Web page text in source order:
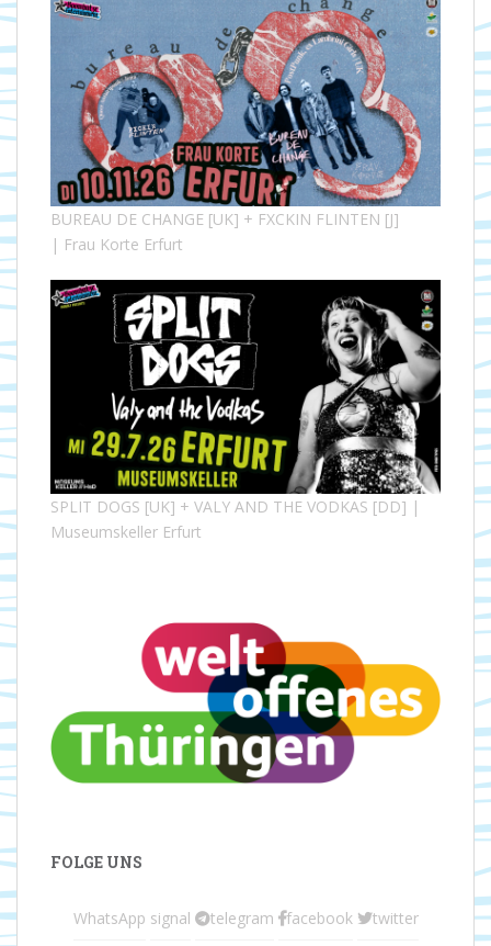
BUREAU DE CHANGE [UK] + FXCKIN FLINTEN [J]
| Frau Korte Erfurt
SPLIT DOGS [UK] + VALY AND THE VODKAS [DD] |
Museumskeller Erfurt
FOLGE UNS
WhatsApp signal telegram facebook twitter